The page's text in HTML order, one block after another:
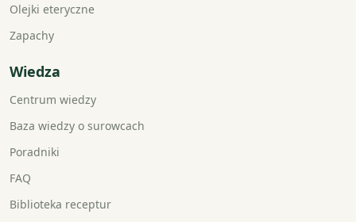
Olejki eteryczne
Zapachy
Wiedza
Centrum wiedzy
Baza wiedzy o surowcach
Poradniki
FAQ
Biblioteka receptur